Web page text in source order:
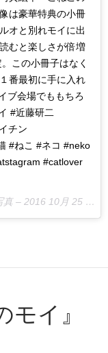
は豪華特典の小冊
オと別れモイに出
むと楽しさが倍増
この小冊子はなく
番最初に手に入れ
ブ会場でももちろ
#近藤研二
チン
#ねこ #ネコ #neko
#catlover
真 – 2016 10月 25 4:17午前 PDT
イ』